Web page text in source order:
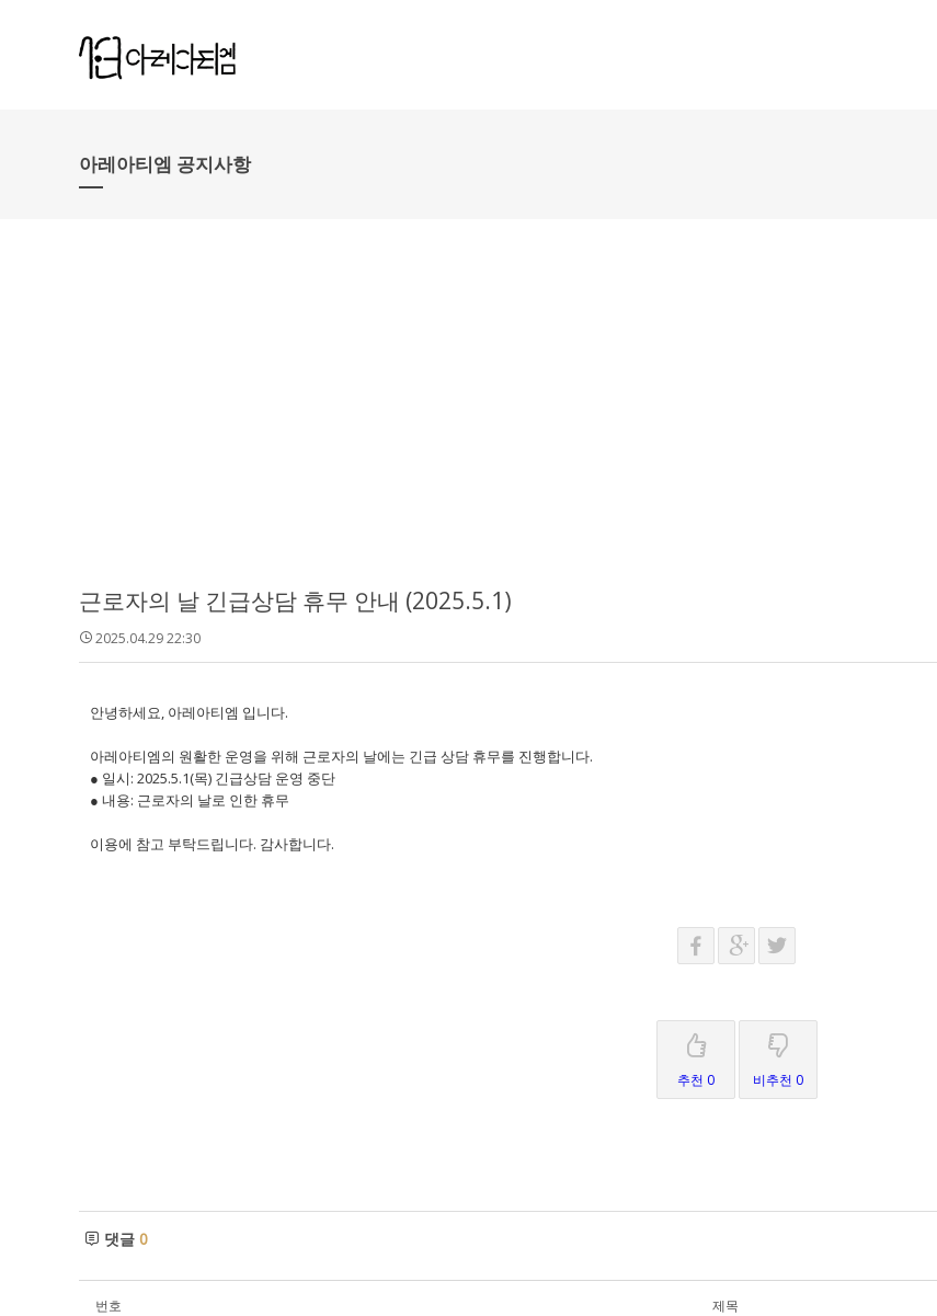
아레아티엠 공지사항
근로자의 날 긴급상담 휴무 안내 (2025.5.1)
2025.04.29 22:30
안녕하세요, 아레아티엠 입니다.
아레아티엠의 원활한 운영을 위해 근로자의 날에는 긴급 상담 휴무를 진행합니다.
● 일시: 2025.5.1(목) 긴급상담 운영 중단
● 내용: 근로자의 날로 인한 휴무
이용에 참고 부탁드립니다. 감사합니다.
추천 0 비추천 0
댓글 0
번호 제목